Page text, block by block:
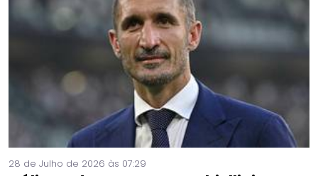
28 de Julho de 2026 às 07:29